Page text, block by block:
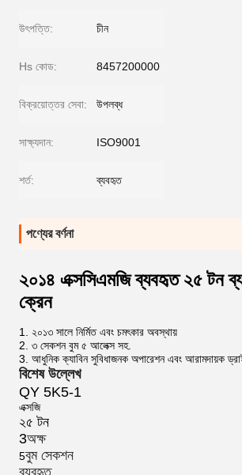
উৎপত্তি: চীন
Hs কোড: 8457200000
বিক্রয়োত্তর সেবা: উপলব্ধ
সাক্ষ্যদান: ISO9001
শর্ত: ব্যবহৃত
পণ্যের বর্ণনা
২০১৪ এক্সসিএমজি ব্যবহৃত ২৫ টন
ক্রেন
1. ২০১৩ সালে নির্মিত এবং চমৎকার অবস্থায়
2. ৩ সেকশন বুম ৫ আলেক্স সহ.
3. আধুনিক ক্যাবিন সুবিধাজনক অপারেশন এবং আরামদায়ক
বিশেষ উল্লেখ
QY 5K5-1
এক্সজি
২৫ টন
3অক্ষ
5বুম সেকশন
ব্যবহৃত